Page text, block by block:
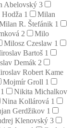
Abelovský 3
1
Milan
R. Štefánik 1
2
Milo
Milosz Czeslaw 1
Bartoš 1
Demák 2
Robert Kame
Mojmír Groll 1
1
Nikita Michalkov
Nina Kollárová 1
Gerdžikov 1
Klenovský 3